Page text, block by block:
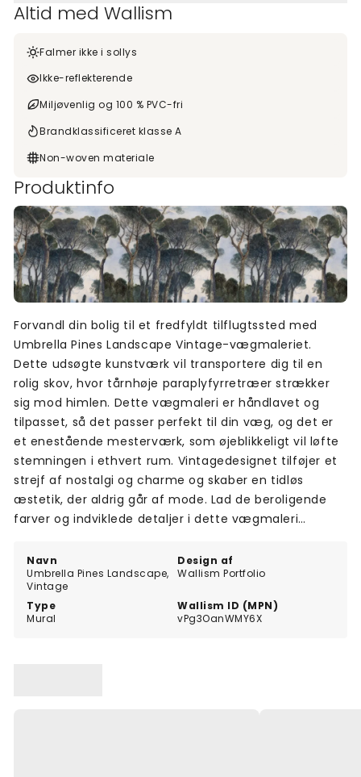
Altid med Wallism
Falmer ikke i sollys
Ikke-reflekterende
Miljøvenlig og 100 % PVC-fri
Brandklassificeret klasse A
Non-woven materiale
Produktinfo
Navn
Umbrella Pines Landscape,
Vintage
Design af
Wallism Portfolio
Type
Mural
Wallism ID (MPN)
vPg3OanWMY6X
Forvandl din bolig til et fredfyldt tilflugtssted med
Umbrella Pines Landscape Vintage-vægmaleriet.
Dette udsøgte kunstværk vil transportere dig til en
rolig skov, hvor tårnhøje paraplyfyrretræer strækker
sig mod himlen. Dette vægmaleri er håndlavet og
tilpasset, så det passer perfekt til din væg, og det er
et enestående mesterværk, som øjeblikkeligt vil løfte
stemningen i ethvert rum. Vintagedesignet tilføjer et
strejf af nostalgi og charme og skaber en tidløs
æstetik, der aldrig går af mode. Lad de beroligende
farver og indviklede detaljer i dette vægmaleri
hverdagens stress og jag. Bring naturen indendørs og
omfavn skønheden i Umbrella Pines Landscape
Vintage-vægmaleriet i dag.